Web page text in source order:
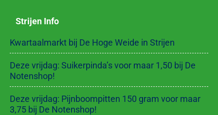
Strijen Info
Kwartaalmarkt bij De Hoge Weide in Strijen
Deze vrijdag: Suikerpinda’s voor maar 1,50 bij De
Notenshop!
Deze vrijdag: Pijnboompitten 150 gram voor maar
3,75 bij De Notenshop!